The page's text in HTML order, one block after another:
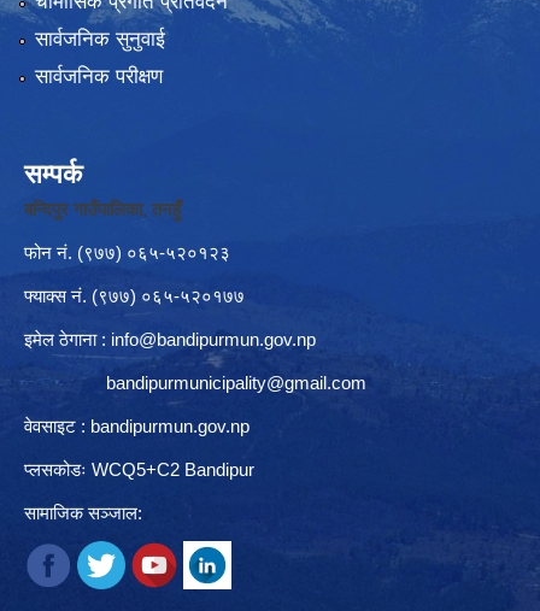
सार्वजनिक सुनुवाई
सार्वजनिक परीक्षण
सम्पर्क
बन्दिपुर गाउँपालिका, तनहुँ
फोन नं‍. (९७७) ०६५-५२०१२३
फ्याक्स नं. (९७७) ०६५-५२०१७७
इमेल ठेगाना : info@bandipurmun.gov.np
bandipurmunicipality@gmail.com
वेवसाइट : bandipurmun.gov.np
प्लसकोडः WCQ5+C2 Bandipur
सामाजिक सञ्जाल: